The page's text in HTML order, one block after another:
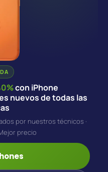
con iPhone
nuevos de todas las
por nuestros técnicos ·
precio